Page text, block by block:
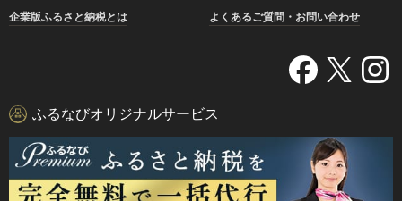
企業版ふるさと納税とは
よくあるご質問・お問い合わせ
ふるなびオリジナルサービス